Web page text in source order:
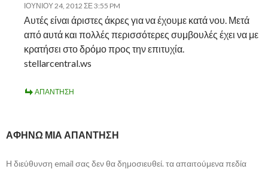
ΙΟΥΝΊΟΥ 24, 2012 ΣΕ 3:55 PM
Αυτές είναι άριστες άκρες για να έχουμε κατά νου. Μετά
από αυτά και πολλές περισσότερες συμβουλές έχει να με
κρατήσει στο δρόμο προς την επιτυχία.
stellarcentral.ws
ΑΠΆΝΤΗΣΗ
ΑΦΉΝΩ ΜΙΑ ΑΠΆΝΤΗΣΗ
Η διεύθυνση email σας δεν θα δημοσιευθεί. τα απαιτούμενα πεδία